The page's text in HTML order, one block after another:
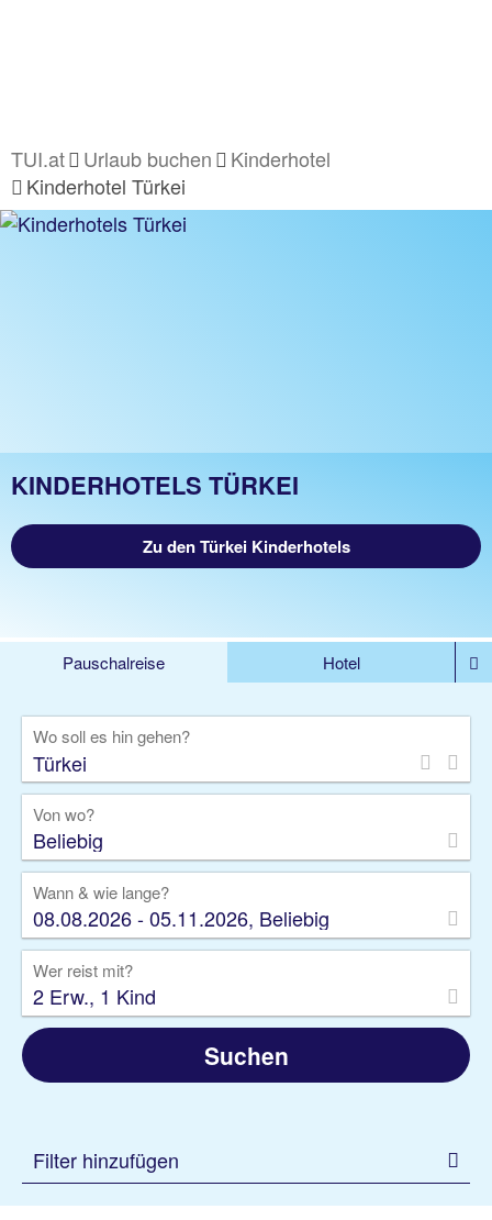
TUI.at Urlaub buchen
Kinderhotel
Kinderhotel Türkei
KINDERHOTELS TÜRKEI
Zu den Türkei Kinderhotels
Pauschalreise
Hotel
Rundreise
Kreuzfahrt
Gruppenreise
Camper Privattransfer
Wo soll es hin gehen?
Von wo?
Beliebig
Wann & wie lange?
08.08.2026 - 05.11.2026, Beliebig
Wer reist mit?
2 Erw., 1 Kind
Suchen
Filter hinzufügen